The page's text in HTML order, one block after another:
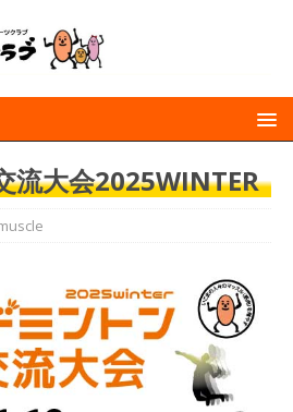
流大会2025WINTER